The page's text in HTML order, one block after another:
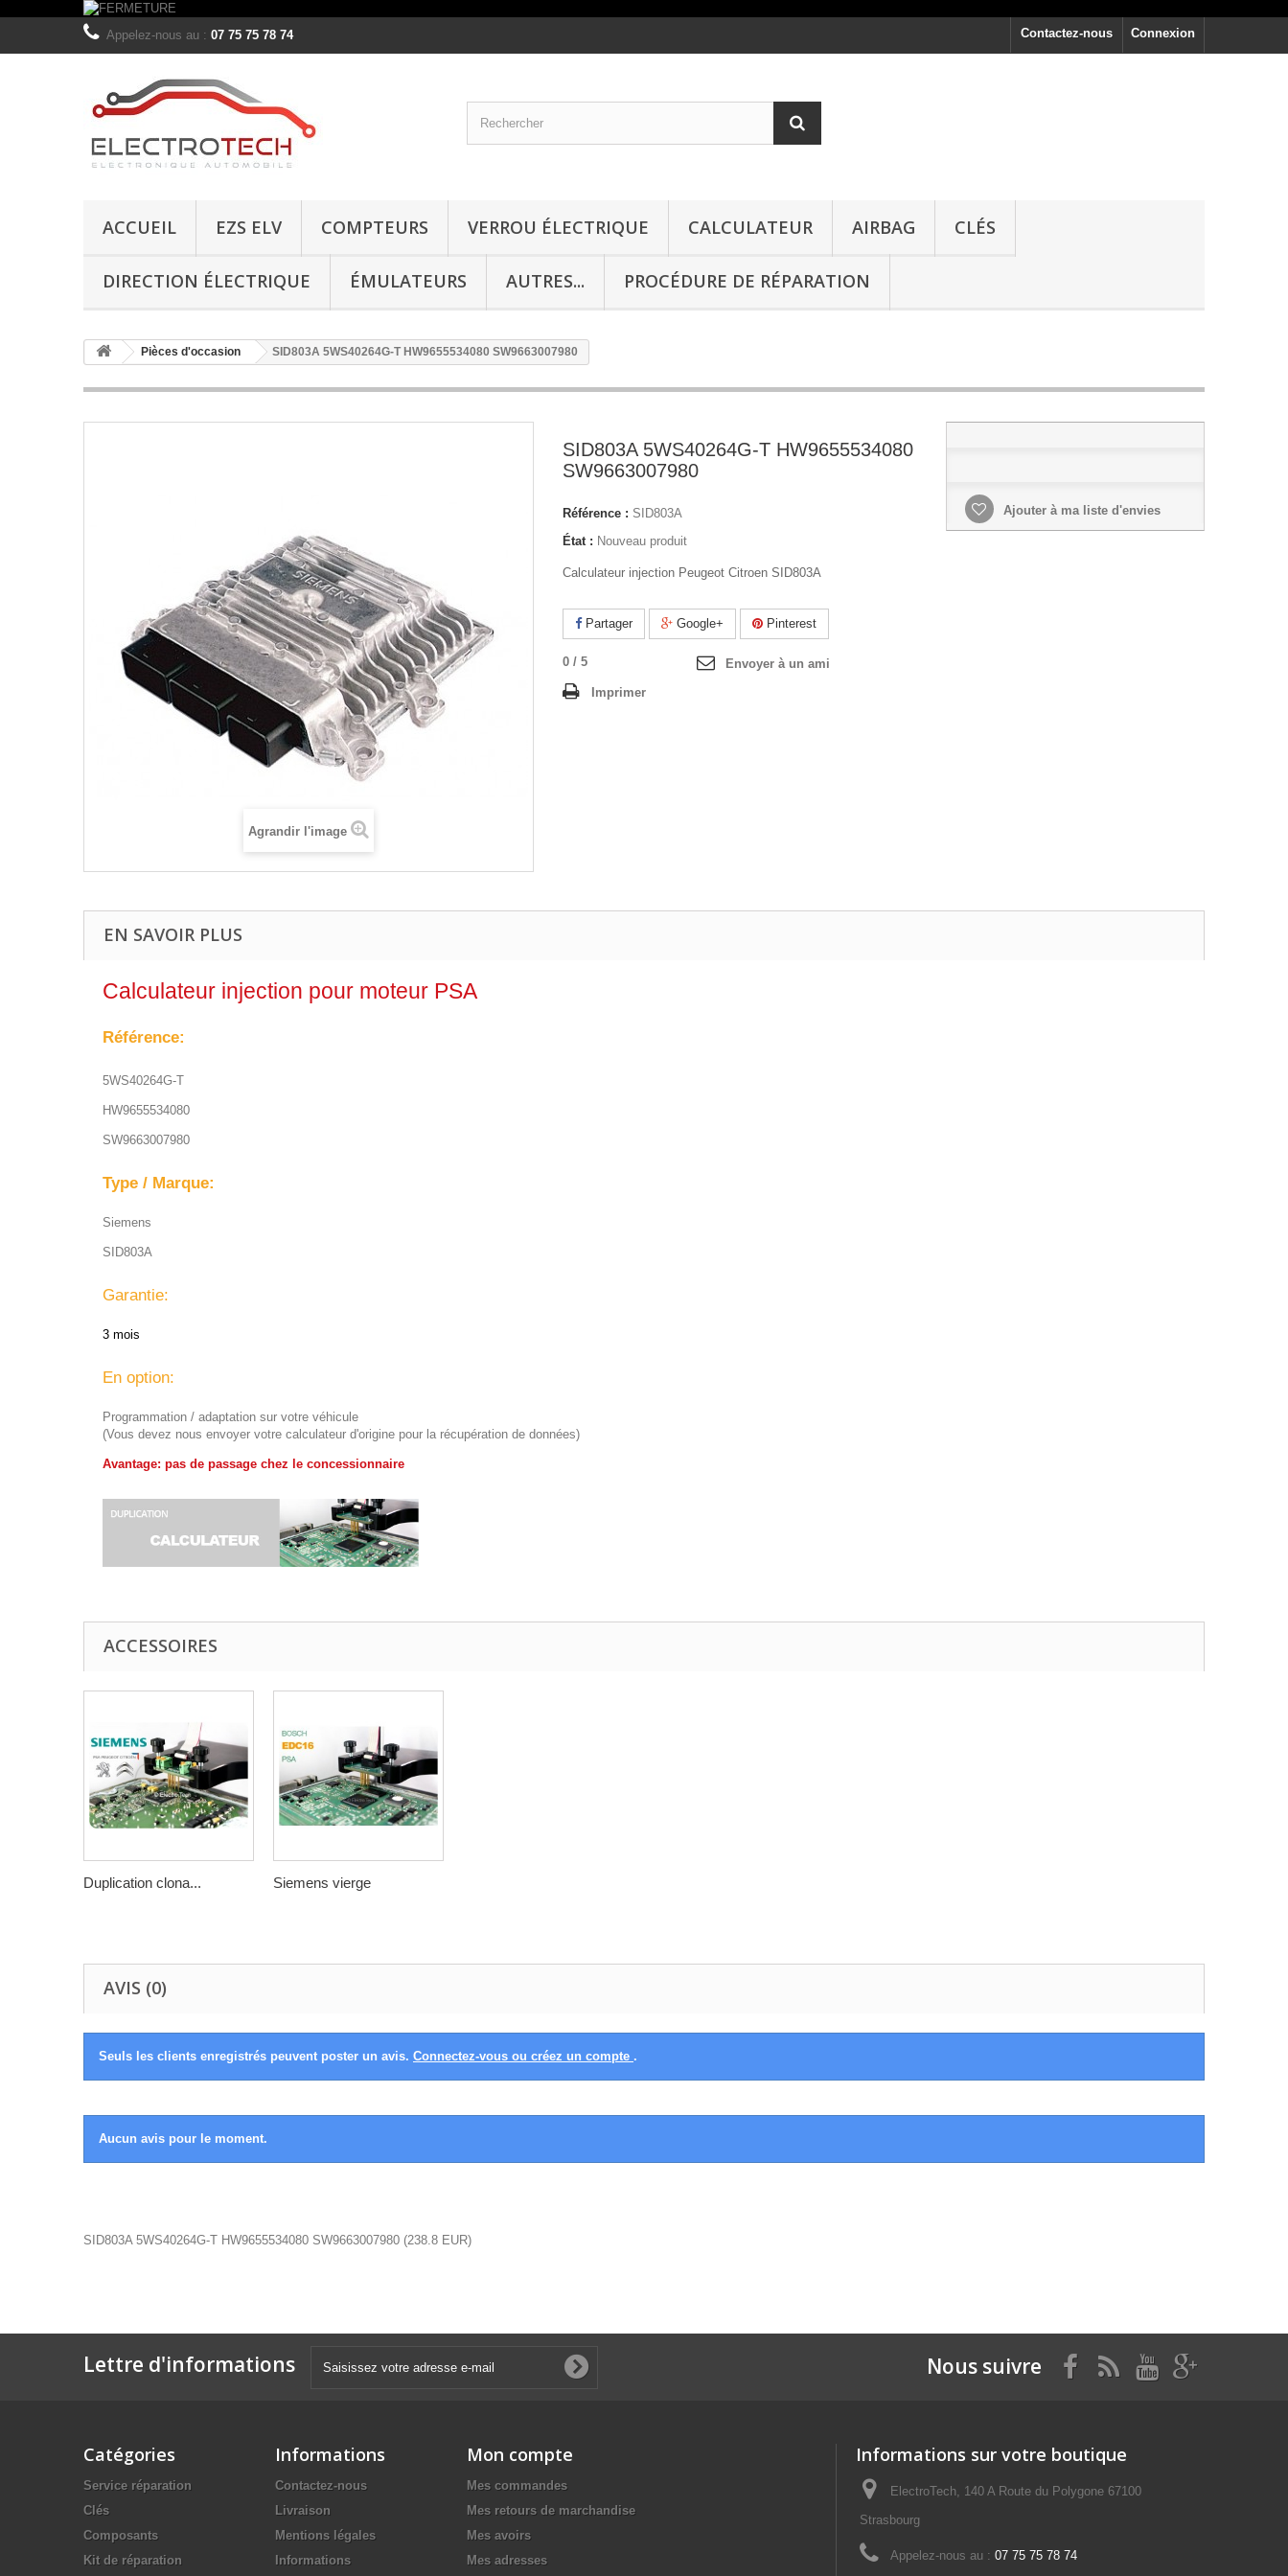
Connexion
Contactez-nous
Appelez-nous au : 07 75 75 78 74
ACCUEIL EZS ELV COMPTEURS VERROU ÉLECTRIQUE CALCULATEUR AIRBAG CLÉS
DIRECTION ÉLECTRIQUE ÉMULATEURS AUTRES... PROCÉDURE DE RÉPARATION
Pièces d'occasion SID803A 5WS40264G-T HW9655534080 SW9663007980
Agrandir l'image
SID803A 5WS40264G-T HW9655534080
SW9663007980
Référence : SID803A
État : Nouveau produit
Calculateur injection Peugeot Citroen SID803A
Partager Google+ Pinterest
0 / 5
Envoyer à un ami
Imprimer
Ajouter à ma liste d'envies
EN SAVOIR PLUS
Calculateur injection pour moteur PSA
Référence:
5WS40264G-T
HW9655534080
SW9663007980
Type / Marque:
Siemens
SID803A
Garantie:
3 mois
En option:
Programmation / adaptation sur votre véhicule
(Vous devez nous envoyer votre calculateur d'origine pour la récupération de données)
Avantage: pas de passage chez le concessionnaire
ACCESSOIRES
Duplication clona... Siemens vierge
AVIS (0)
Seuls les clients enregistrés peuvent poster un avis. Connectez-vous ou créez un compte .
Aucun avis pour le moment.
SID803A 5WS40264G-T HW9655534080 SW9663007980 (238.8 EUR)
Lettre d'informations Nous suivre
Catégories
Service réparation
Clés
Composants
Kit de réparation
Informations
Contactez-nous
Livraison
Mentions légales
Informations
Mon compte
Mes commandes
Mes retours de marchandise
Mes avoirs
Mes adresses
Informations sur votre boutique
ElectroTech, 140 A Route du Polygone 67100
Strasbourg
Appelez-nous au : 07 75 75 78 74